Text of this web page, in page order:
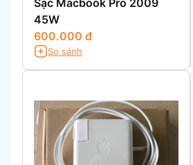
Sạc Macbook Pro 2009
45W
600.000 đ
So sánh